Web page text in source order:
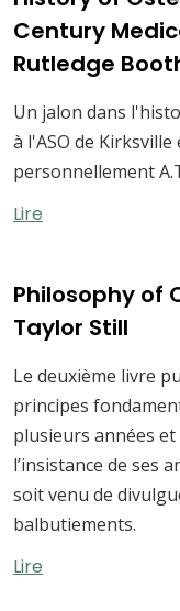
Century
Rutledge
Un jalon dans
à l'ASO de
personnellement
Lire
Philosophy of
Taylor Still
Le deuxième livre
principes
plusieurs années
l’insistance de ses
soit venu de
balbutiements.
Lire